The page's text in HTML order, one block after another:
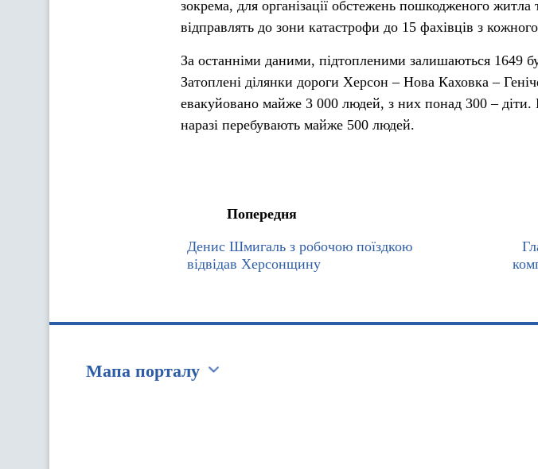
зокрема, для організації обстежень пошкодженого
відправлять до зони катастрофи до 15 фахівців з кожного
За останніми даними, підтопленими залишаються 1649
Затоплені ділянки дороги Херсон – Нова Каховка –
евакуйовано майже 3 000 людей, з них понад 300 – діти.
наразі перебувають майже 500 людей.
Попередня
Денис Шмигаль з робочою поїздкою
відвідав Херсонщину
Мапа порталу